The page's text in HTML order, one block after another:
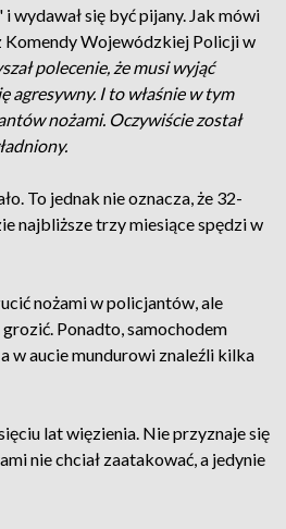
wydawał się być pijany. Jak mówi
Komendy Wojewódzkiej Policji w
polecenie, że musi wyjąć
agresywny. I to właśnie w tym
nożami. Oczywiście został
To jednak nie oznacza, że 32-
najbliższe trzy miesiące spędzi w
nożami w policjantów, ale
Ponadto, samochodem
w aucie mundurowi znaleźli kilka
lat więzienia. Nie przyznaje się
nie chciał zaatakować, a jedynie